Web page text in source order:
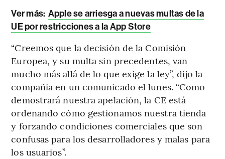
Ver más: Apple se arriesga a nuevas multas de la
UE por restricciones a la App Store
“Creemos que la decisión de la Comisión
Europea, y su multa sin precedentes, van
mucho más allá de lo que exige la ley”, dijo la
compañía en un comunicado el lunes. “Como
demostrará nuestra apelación, la CE está
ordenando cómo gestionamos nuestra tienda
y forzando condiciones comerciales que son
confusas para los desarrolladores y malas para
los usuarios”.